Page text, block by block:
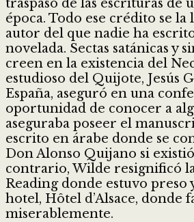
traspaso de las escrituras de
época. Todo ese crédito se la
autor del que nadie ha
novelada. Sectas satánicas y
creen en la existencia del
estudioso del Quijote, Jesús
España, aseguró en una
oportunidad de conocer a
aseguraba poseer el
escrito en árabe donde se
Don Alonso Quijano si
contrario, Wilde resignificó
Reading donde estuvo
hotel, Hôtel d’Alsace, donde
miserablemente.